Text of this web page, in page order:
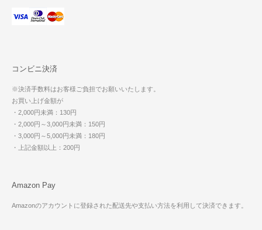
コンビニ決済
※決済手数料はお客様ご負担でお願いいたします。
お買い上げ金額が
・2,000円未満：130円
・2,000円～3,000円未満：150円
・3,000円～5,000円未満：180円
・上記金額以上：200円
Amazon Pay
Amazonのアカウントに登録された配送先や支払い方法を利用して決済できます。